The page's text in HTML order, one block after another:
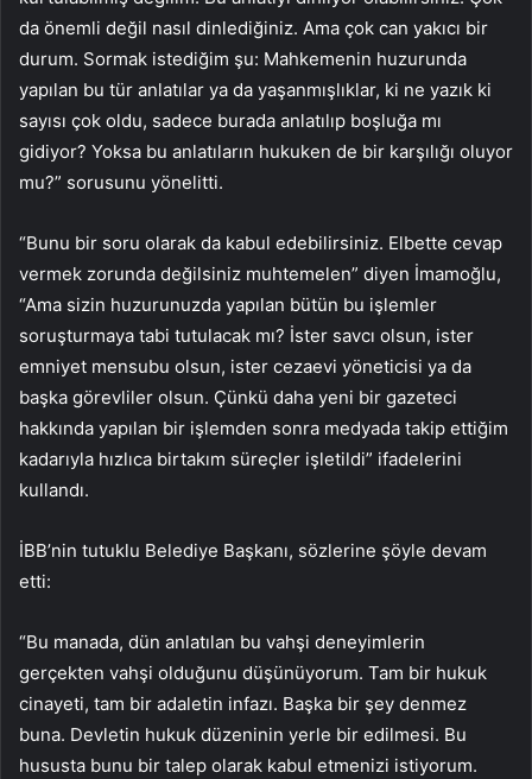
da önemli değil nasıl dinlediğiniz. Ama çok can yakıcı bir
durum. Sormak istediğim şu: Mahkemenin huzurunda
yapılan bu tür anlatılar ya da yaşanmışlıklar, ki ne yazık ki
sayısı çok oldu, sadece burada anlatılıp boşluğa mı
gidiyor? Yoksa bu anlatıların hukuken de bir karşılığı oluyor
mu?” sorusunu yönelitti.
“Bunu bir soru olarak da kabul edebilirsiniz. Elbette cevap
vermek zorunda değilsiniz muhtemelen” diyen İmamoğlu,
“Ama sizin huzurunuzda yapılan bütün bu işlemler
soruşturmaya tabi tutulacak mı? İster savcı olsun, ister
emniyet mensubu olsun, ister cezaevi yöneticisi ya da
başka görevliler olsun. Çünkü daha yeni bir gazeteci
hakkında yapılan bir işlemden sonra medyada takip ettiğim
kadarıyla hızlıca birtakım süreçler işletildi” ifadelerini
kullandı.
İBB’nin tutuklu Belediye Başkanı, sözlerine şöyle devam
etti:
“Bu manada, dün anlatılan bu vahşi deneyimlerin
gerçekten vahşi olduğunu düşünüyorum. Tam bir hukuk
cinayeti, tam bir adaletin infazı. Başka bir şey denmez
buna. Devletin hukuk düzeninin yerle bir edilmesi. Bu
hususta bunu bir talep olarak kabul etmenizi istiyorum.